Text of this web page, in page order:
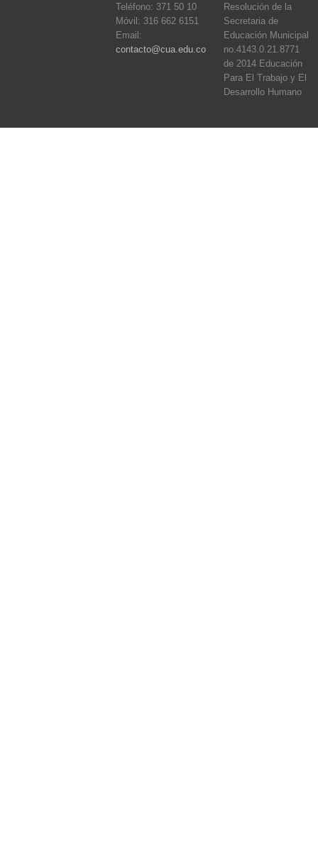
Teléfono: 371 50 10
Móvil: 316 662 6151
Email:
contacto@cua.edu.co
Resolución de la
Secretaria de
Educación Municipal
no.4143.0.21.8771
de 2014 Educación
Para El Trabajo y El
Desarrollo Humano